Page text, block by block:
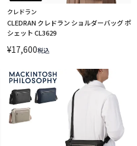
クレドラン
CLEDRAN クレドラン ショルダーバッグ ポ
シェット CL3629
¥17,600税込